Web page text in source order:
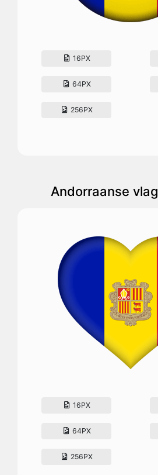
16PX
64PX
256PX
Andorraanse vlag
16PX
64PX
256PX